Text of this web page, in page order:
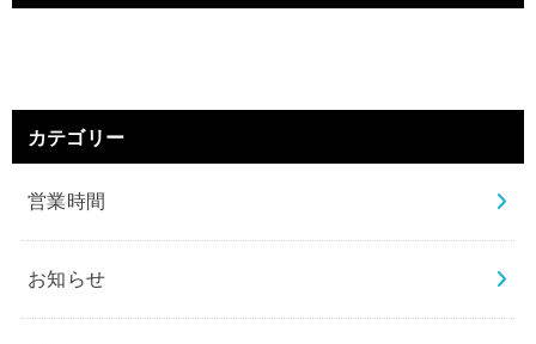
カテゴリー
営業時間
お知らせ